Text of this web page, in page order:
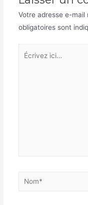
Votre adresse e-mail
obligatoires sont
Écrivez
Nom*